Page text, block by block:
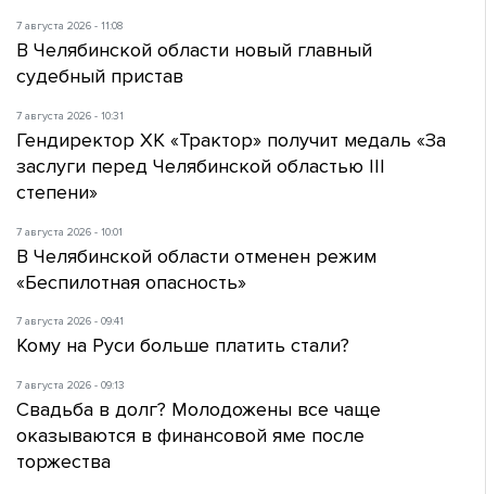
7 августа 2026 - 11:08
В Челябинской области новый главный
судебный пристав
7 августа 2026 - 10:31
Гендиректор ХК «Трактор» получит медаль «За
заслуги перед Челябинской областью III
степени»
7 августа 2026 - 10:01
В Челябинской области отменен режим
«Беспилотная опасность»
7 августа 2026 - 09:41
Кому на Руси больше платить стали?
7 августа 2026 - 09:13
Свадьба в долг? Молодожены все чаще
оказываются в финансовой яме после
торжества